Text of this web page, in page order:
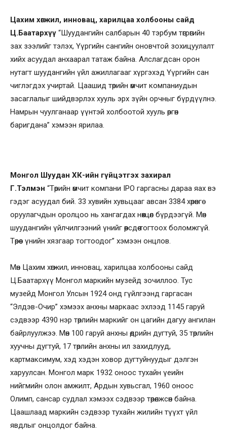
Цахим хөгжил, инновац, харилцаа холбооны сайд
Ц.Баатархүү “Шуудангийн салбарын 40 тэрбум төгрөгийн
зах зээлийг тэлэх, Үүргийн сангийн оновчтой зохицуулалт
хийх асуудал анхаарал татаж байна. Алслагдсан орон
нутагт шуудангийн үйл ажиллагааг хүргэхэд Үүргийн сан
чиглэгдэх учиртай. Цаашид төрийн өмчит компаниудын
засаглалыг шийдвэрлэх хууль эрх зүйн орчныг бүрдүүлнэ.
Намрын чуулганаар үүнтэй холбоотой хууль өргөн
баригдана” хэмээн ярилаа.
Монгол Шуудан ХК-ийн гүйцэтгэх захирал
Г.Тэлмэн “Төрийн өмчит компани IPO гаргасны дараа яах вэ
гэдэг асуудал бий. 33 хувийн хувьцааг авсан 3384 хөрөнгө
оруулагчдын оролцоо нь хангагдах нөхцөл бүрдээгүй. Мөн
шуудангийн үйлчилгээний үнийг өөрсдөө тогтоох боломжгүй.
Төрөөс үнийн хязгаар тогтоодог” хэмээн онцлов.
Мөн Цахим хөгжил, инновац, харилцаа холбооны сайд
Ц.Баатархүү Монгол маркийн музейд зочиллоо. Тус
музейд Монгол Улсын 1924 онд гүйлгээнд гаргасан
“Элдэв-Очир” хэмээх анхны маркаас эхлээд 1145 гаруй
сэдвээр 4390 нэр төрлийн маркийг он цагийн дагуу ангилан
байрлуулжээ. Мөн 100 гаруй анхны өдрийн дугтуй, 35 төрлийн
хуучны дугтуй, 17 төрлийн анхны ил захидлууд,
картмаксимум, хэд хэдэн ховор дугтуйнуудыг дэлгэн
харуулсан. Монгол марк 1932 оноос тухайн үеийн
нийгмийн олон амжилт, Ардын хувьсгал, 1960 оноос
Олимп, сансар судлал хэмээх сэдвээр төрөлжсөн байна.
Цаашлаад маркийн сэдвээр тухайн жилийн түүхт үйл
явдлыг онцолдог байна.